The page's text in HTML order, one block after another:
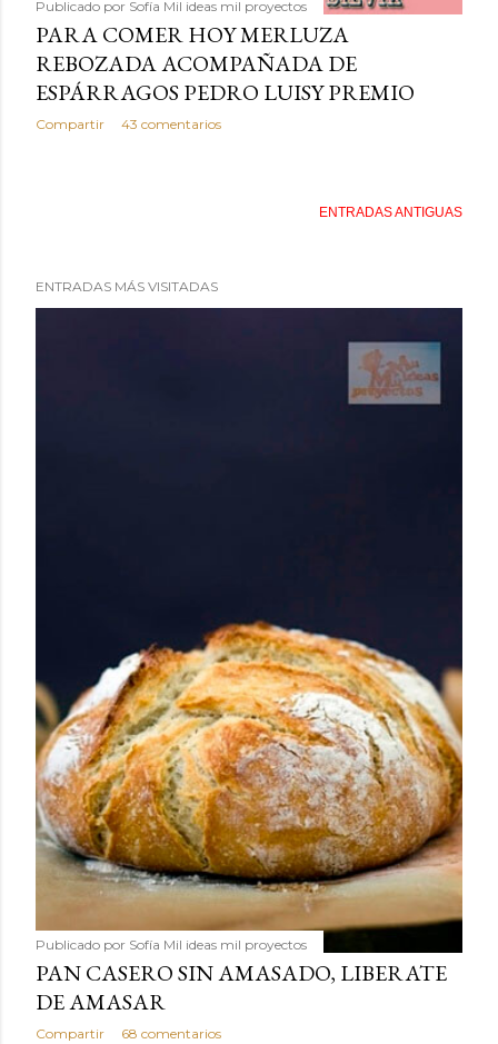
Publicado por Sofía Mil ideas mil proyectos
PARA COMER HOY MERLUZA
REBOZADA ACOMPAÑADA DE
ESPÁRRAGOS PEDRO LUISY PREMIO
Compartir 43 comentarios
ENTRADAS ANTIGUAS
ENTRADAS MÁS VISITADAS
Publicado por Sofía Mil ideas mil proyectos
PAN CASERO SIN AMASADO, LIBERATE
DE AMASAR
Compartir 68 comentarios